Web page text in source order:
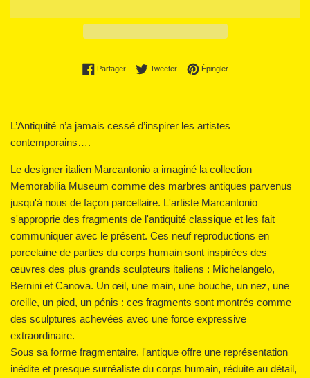
PartagerPartager sur Facebook
TweeterTweeter sur Twitter
ÉpinglerÉpingler sur Pinterest
L’Antiquité n’a jamais cessé d’inspirer les artistes
contemporains….
Le designer italien Marcantonio a imaginé la collection
Memorabilia Museum comme des marbres antiques parvenus
jusqu'à nous de façon parcellaire. L'artiste Marcantonio
s'approprie des fragments de l'antiquité classique et les fait
communiquer avec le présent. Ces neuf reproductions en
porcelaine de parties du corps humain sont inspirées des
œuvres des plus grands sculpteurs italiens : Michelangelo,
Bernini et Canova. Un œil, une main, une bouche, un nez, une
oreille, un pied, un pénis : ces fragments sont montrés comme
des sculptures achevées avec une force expressive
extraordinaire.
Sous sa forme fragmentaire, l'antique offre une représentation
inédite et presque surréaliste du corps humain, réduite au détail,